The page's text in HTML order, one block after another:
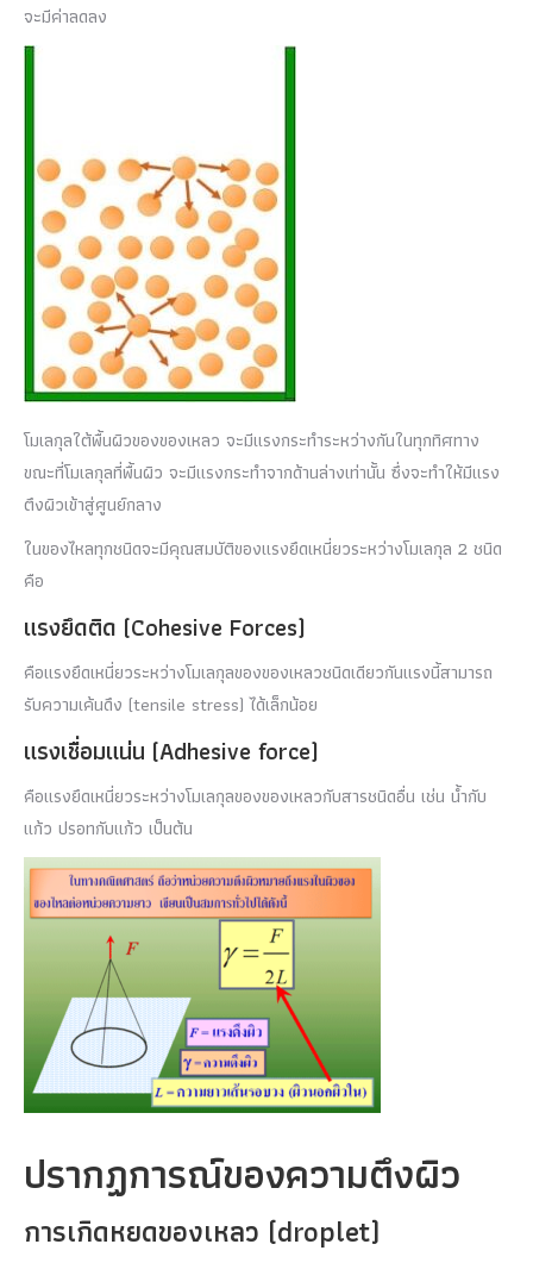
จะมีค่าลดลง
โมเลกุลใต้พื้นผิวของของเหลว จะมีแรงกระทำระหว่างกันในทุกทิศทาง
ขณะที่โมเลกุลที่พื้นผิว จะมีแรงกระทำจากด้านล่างเท่านั้น ซึ่งจะทำให้มีแรง
ตึงผิวเข้าสู่ศูนย์กลาง
ในของไหลทุกชนิดจะมีคุณสมบัติของแรงยึดเหนี่ยวระหว่างโมเลกุล 2 ชนิด
คือ
แรงยึดติด (Cohesive Forces)
คือแรงยึดเหนี่ยวระหว่างโมเลกุลของของเหลวชนิดเดียวกันแรงนี้สามารถ
รับความเค้นดึง (tensile stress) ได้เล็กน้อย
แรงเชื่อมแน่น (Adhesive force)
คือแรงยึดเหนี่ยวระหว่างโมเลกุลของของเหลวกับสารชนิดอื่น เช่น น้ำกับ
แก้ว ปรอทกับแก้ว เป็นต้น
ปรากฏการณ์ของความตึงผิว
การเกิดหยดของเหลว (droplet)